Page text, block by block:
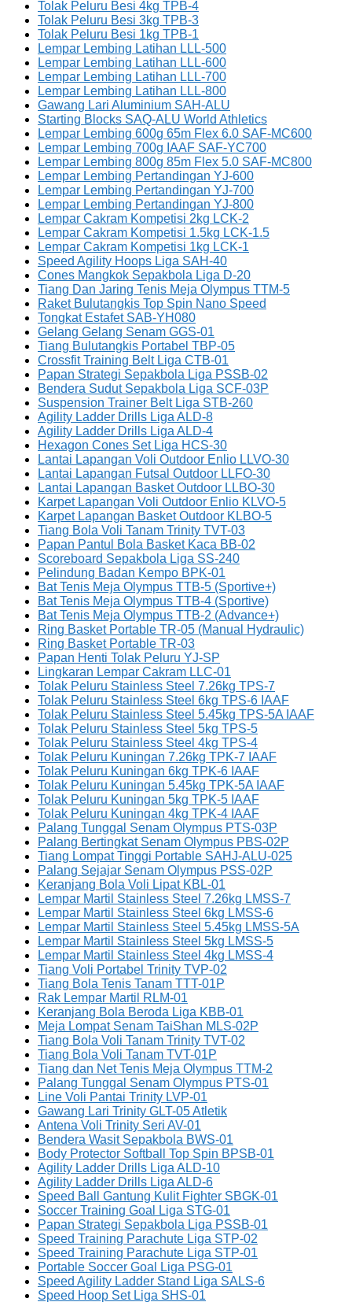
Tolak Peluru Besi 4kg TPB-4
Tolak Peluru Besi 3kg TPB-3
Tolak Peluru Besi 1kg TPB-1
Lempar Lembing Latihan LLL-500
Lempar Lembing Latihan LLL-600
Lempar Lembing Latihan LLL-700
Lempar Lembing Latihan LLL-800
Gawang Lari Aluminium SAH-ALU
Starting Blocks SAQ-ALU World Athletics
Lempar Lembing 600g 65m Flex 6.0 SAF-MC600
Lempar Lembing 700g IAAF SAF-YC700
Lempar Lembing 800g 85m Flex 5.0 SAF-MC800
Lempar Lembing Pertandingan YJ-600
Lempar Lembing Pertandingan YJ-700
Lempar Lembing Pertandingan YJ-800
Lempar Cakram Kompetisi 2kg LCK-2
Lempar Cakram Kompetisi 1.5kg LCK-1.5
Lempar Cakram Kompetisi 1kg LCK-1
Speed Agility Hoops Liga SAH-40
Cones Mangkok Sepakbola Liga D-20
Tiang Dan Jaring Tenis Meja Olympus TTM-5
Raket Bulutangkis Top Spin Nano Speed
Tongkat Estafet SAB-YH080
Gelang Gelang Senam GGS-01
Tiang Bulutangkis Portabel TBP-05
Crossfit Training Belt Liga CTB-01
Papan Strategi Sepakbola Liga PSSB-02
Bendera Sudut Sepakbola Liga SCF-03P
Suspension Trainer Belt Liga STB-260
Agility Ladder Drills Liga ALD-8
Agility Ladder Drills Liga ALD-4
Hexagon Cones Set Liga HCS-30
Lantai Lapangan Voli Outdoor Enlio LLVO-30
Lantai Lapangan Futsal Outdoor LLFO-30
Lantai Lapangan Basket Outdoor LLBO-30
Karpet Lapangan Voli Outdoor Enlio KLVO-5
Karpet Lapangan Basket Outdoor KLBO-5
Tiang Bola Voli Tanam Trinity TVT-03
Papan Pantul Bola Basket Kaca BB-02
Scoreboard Sepakbola Liga SS-240
Pelindung Badan Kempo BPK-01
Bat Tenis Meja Olympus TTB-5 (Sportive+)
Bat Tenis Meja Olympus TTB-4 (Sportive)
Bat Tenis Meja Olympus TTB-2 (Advance+)
Ring Basket Portable TR-05 (Manual Hydraulic)
Ring Basket Portable TR-03
Papan Henti Tolak Peluru YJ-SP
Lingkaran Lempar Cakram LLC-01
Tolak Peluru Stainless Steel 7.26kg TPS-7
Tolak Peluru Stainless Steel 6kg TPS-6 IAAF
Tolak Peluru Stainless Steel 5.45kg TPS-5A IAAF
Tolak Peluru Stainless Steel 5kg TPS-5
Tolak Peluru Stainless Steel 4kg TPS-4
Tolak Peluru Kuningan 7.26kg TPK-7 IAAF
Tolak Peluru Kuningan 6kg TPK-6 IAAF
Tolak Peluru Kuningan 5.45kg TPK-5A IAAF
Tolak Peluru Kuningan 5kg TPK-5 IAAF
Tolak Peluru Kuningan 4kg TPK-4 IAAF
Palang Tunggal Senam Olympus PTS-03P
Palang Bertingkat Senam Olympus PBS-02P
Tiang Lompat Tinggi Portable SAHJ-ALU-025
Palang Sejajar Senam Olympus PSS-02P
Keranjang Bola Voli Lipat KBL-01
Lempar Martil Stainless Steel 7.26kg LMSS-7
Lempar Martil Stainless Steel 6kg LMSS-6
Lempar Martil Stainless Steel 5.45kg LMSS-5A
Lempar Martil Stainless Steel 5kg LMSS-5
Lempar Martil Stainless Steel 4kg LMSS-4
Tiang Voli Portabel Trinity TVP-02
Tiang Bola Tenis Tanam TTT-01P
Rak Lempar Martil RLM-01
Keranjang Bola Beroda Liga KBB-01
Meja Lompat Senam TaiShan MLS-02P
Tiang Bola Voli Tanam Trinity TVT-02
Tiang Bola Voli Tanam TVT-01P
Tiang dan Net Tenis Meja Olympus TTM-2
Palang Tunggal Senam Olympus PTS-01
Line Voli Pantai Trinity LVP-01
Gawang Lari Trinity GLT-05 Atletik
Antena Voli Trinity Seri AV-01
Bendera Wasit Sepakbola BWS-01
Body Protector Softball Top Spin BPSB-01
Agility Ladder Drills Liga ALD-10
Agility Ladder Drills Liga ALD-6
Speed Ball Gantung Kulit Fighter SBGK-01
Soccer Training Goal Liga STG-01
Papan Strategi Sepakbola Liga PSSB-01
Speed Training Parachute Liga STP-02
Speed Training Parachute Liga STP-01
Portable Soccer Goal Liga PSG-01
Speed Agility Ladder Stand Liga SALS-6
Speed Hoop Set Liga SHS-01